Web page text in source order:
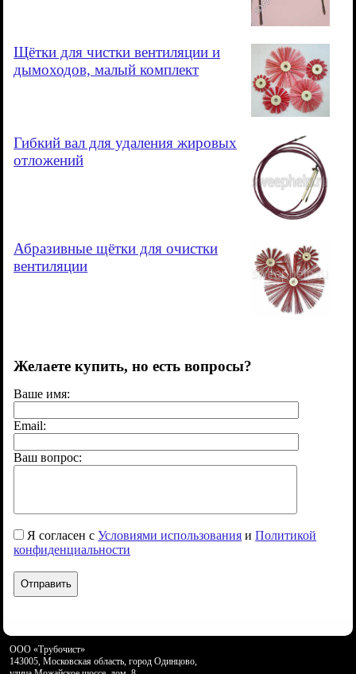
Щётки для чистки вентиляции и
дымоходов, малый комплект
Гибкий вал для удаления жировых
отложений
Абразивные щётки для очистки
вентиляции
Желаете купить, но есть вопросы?
Ваше имя:
Email:
Ваш вопрос:
Я согласен сУсловиями использования иПолитикой
конфиденциальности
ООО «Трубочист»
143005, Московская область, город Одинцово